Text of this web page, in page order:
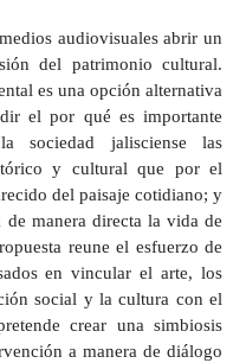
audiovisuales abrir un
del patrimonio cultural.
es una opción alternativa
el por qué es importante
sociedad jalisciense las
y cultural que por el
del paisaje cotidiano; y
manera directa la vida de
reune el esfuerzo de
en vincular el arte, los
social y la cultura con el
crear una simbiosis
a manera de diálogo